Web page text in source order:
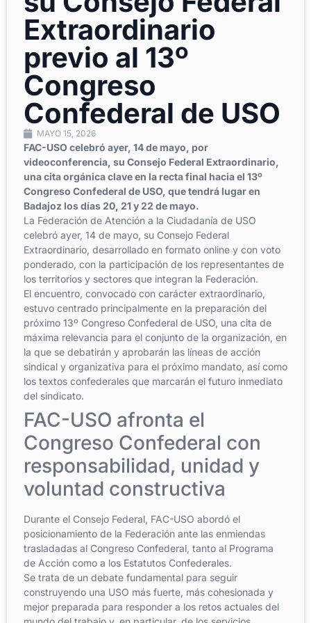
Extraordinario
previo al 13º
Congreso
Confederal de USO
MAYO 15, 2026
FAC-USO celebró ayer, 14 de mayo, por
videoconferencia, su Consejo Federal Extraordinario,
una cita orgánica clave en la recta final hacia el 13º
Congreso Confederal de USO, que tendrá lugar en
Badajoz los días 20, 21 y 22 de mayo.
La Federación de Atención a la Ciudadanía de USO
celebró ayer, 14 de mayo, su Consejo Federal
Extraordinario, desarrollado en formato online y con voto
ponderado, con la participación de los representantes de
los territorios y sectores que integran la Federación.
El encuentro, convocado con carácter extraordinario,
estuvo centrado principalmente en la preparación del
próximo 13º Congreso Confederal de USO, una cita de
máxima relevancia para el conjunto de la organización, en
la que se debatirán y aprobarán las líneas de acción
sindical y organizativa para el próximo mandato, así como
los textos confederales que marcarán el futuro inmediato
del sindicato.
FAC-USO afronta el
Congreso Confederal con
responsabilidad, unidad y
voluntad constructiva
Durante el Consejo Federal, FAC-USO abordó el
posicionamiento de la Federación ante las enmiendas
trasladadas al Congreso Confederal, tanto al Programa
de Acción como a los Estatutos Confederales.
Se trata de un debate fundamental para seguir
construyendo una USO más fuerte, más cohesionada y
mejor preparada para responder a los retos actuales del